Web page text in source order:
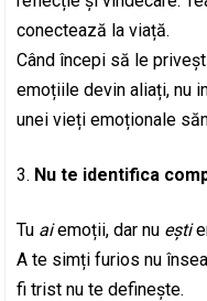
conectează la viață.
Când începi să le
emoțiile devin aliați, nu
unei vieți emoționale
Nu te identifica
Tu aiemoții, dar nu ești
A te simți furios nu
fi trist nu te definește.